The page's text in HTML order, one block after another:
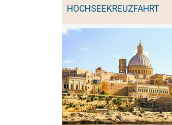
HOCHSEEKREUZFAHRT